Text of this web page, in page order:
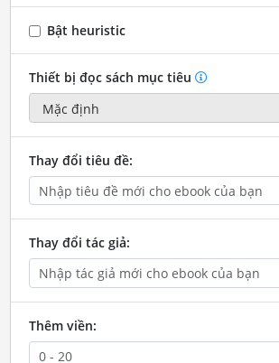
Bật heuristic
Thiết bị đọc sách mục tiêu
Thay đổi tiêu đề:
Thay đổi tác giả:
Thêm viền: